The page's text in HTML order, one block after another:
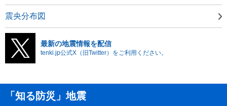
震央分布図
最新の地震情報を配信
tenki.jp公式X（旧Twitter）をご利用ください。
「知る防災」地震